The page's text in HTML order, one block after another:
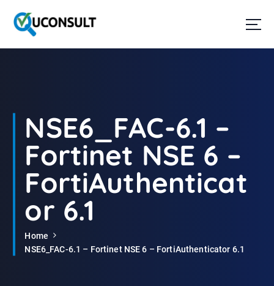
a
NSE6_FAC-6.1 –
Fortinet NSE 6 –
FortiAuthenticat
or 6.1
Home
NSE6_FAC-6.1 – Fortinet NSE 6 – FortiAuthenticator 6.1